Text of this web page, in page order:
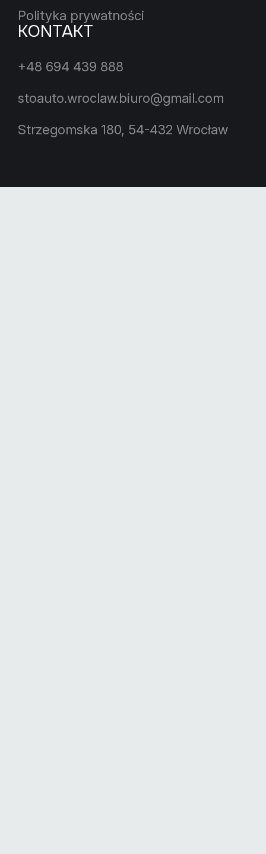
Polityka prywatności
KONTAKT
+48 694 439 888
stoauto.wroclaw.biuro@gmail.com
Strzegomska 180, 54-432 Wrocław